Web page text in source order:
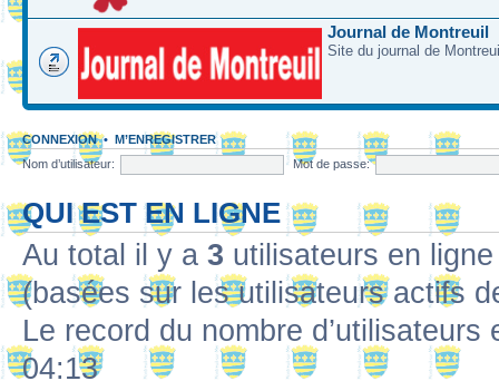
Journal de Montreuil
Site du journal de
CONNEXION• M’ENREGISTRER
Nom d’utilisateur:
Mot de passe:
QUI EST EN LIGNE
Au total il y a 3 utilisateurs en
(basées sur les utilisateurs actifs
Le record du nombre
04:13